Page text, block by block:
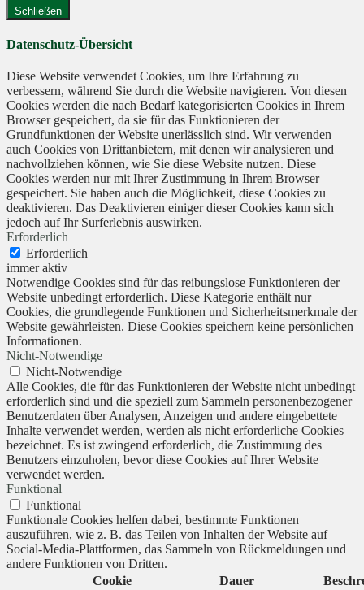
Schließen
Datenschutz-Übersicht
Diese Website verwendet Cookies, um Ihre Erfahrung zu
verbessern, während Sie durch die Website navigieren. Von diesen
Cookies werden die nach Bedarf kategorisierten Cookies in Ihrem
Browser gespeichert, da sie für das Funktionieren der
Grundfunktionen der Website unerlässlich sind. Wir verwenden
auch Cookies von Drittanbietern, mit denen wir analysieren und
nachvollziehen können, wie Sie diese Website nutzen. Diese
Cookies werden nur mit Ihrer Zustimmung in Ihrem Browser
gespeichert. Sie haben auch die Möglichkeit, diese Cookies zu
deaktivieren. Das Deaktivieren einiger dieser Cookies kann sich
jedoch auf Ihr Surferlebnis auswirken.
Erforderlich
Erforderlich
immer aktiv
Notwendige Cookies sind für das reibungslose Funktionieren der
Website unbedingt erforderlich. Diese Kategorie enthält nur
Cookies, die grundlegende Funktionen und Sicherheitsmerkmale der
Website gewährleisten. Diese Cookies speichern keine persönlichen
Informationen.
Nicht-Notwendige
Nicht-Notwendige
Alle Cookies, die für das Funktionieren der Website nicht unbedingt
erforderlich sind und die speziell zum Sammeln personenbezogener
Benutzerdaten über Analysen, Anzeigen und andere eingebettete
Inhalte verwendet werden, werden als nicht erforderliche Cookies
bezeichnet. Es ist zwingend erforderlich, die Zustimmung des
Benutzers einzuholen, bevor diese Cookies auf Ihrer Website
verwendet werden.
Funktional
Funktional
Funktionale Cookies helfen dabei, bestimmte Funktionen
auszuführen, wie z. B. das Teilen von Inhalten der Website auf
Social-Media-Plattformen, das Sammeln von Rückmeldungen und
andere Funktionen von Dritten.
Cookie
Dauer